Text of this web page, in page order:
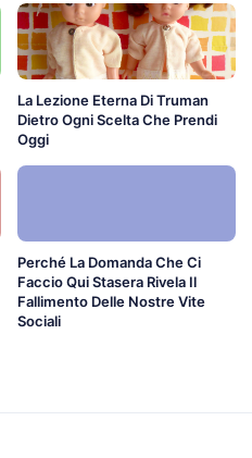
La Lezione Eterna Di Truman
Dietro Ogni Scelta Che Prendi
Oggi
Perché La Domanda Che Ci
Faccio Qui Stasera Rivela Il
Fallimento Delle Nostre Vite
Sociali